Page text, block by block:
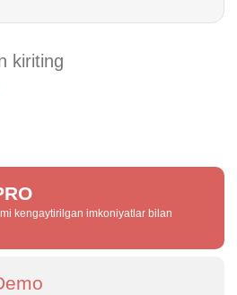
kengaytirilgan imkoniyatlar bilan